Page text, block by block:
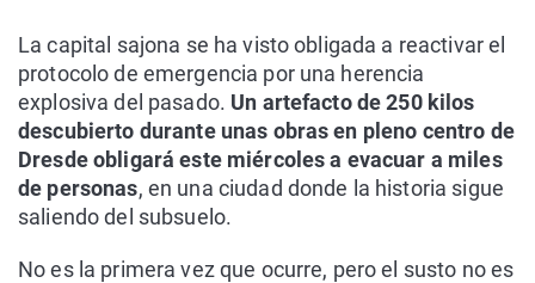
La capital sajona se ha visto obligada a reactivar el
protocolo de emergencia por una herencia
explosiva del pasado. Un artefacto de 250 kilos
descubierto durante unas obras en pleno centro de
Dresde obligará este miércoles a evacuar a miles
de personas, en una ciudad donde la historia sigue
saliendo del subsuelo.
No es la primera vez que ocurre, pero el susto no es